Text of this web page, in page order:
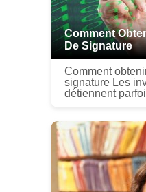
Comment
De Signature
Comment
signature Les investisseurs
détiennent
une forme
devez obtenir
signatur...